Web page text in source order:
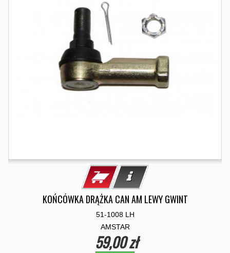
KOŃCÓWKA DRĄŻKA CAN AM LEWY GWINT
51-1008 LH
AMSTAR
59,00 zł